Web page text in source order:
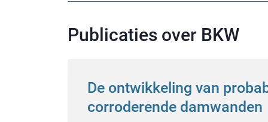
Publicaties over BKW
De ontwikkeling van
corroderende damwanden